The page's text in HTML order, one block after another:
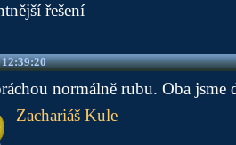
řešení
normálně rubu. Oba
Zachariáš Kule